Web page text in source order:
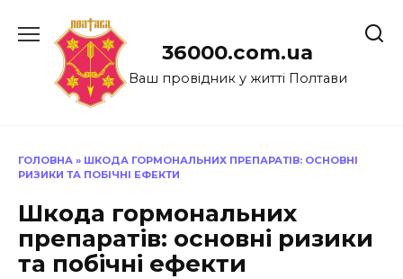
до
36000.com.ua
Ваш провідник у житті Полтави
ГОЛОВНА » ШКОДА ГОРМОНАЛЬНИХ ПРЕПАРАТІВ: ОСНОВНІ
РИЗИКИ ТА ПОБІЧНІ ЕФЕКТИ
Шкода гормональних
препаратів: основні ризики
та побічні ефекти